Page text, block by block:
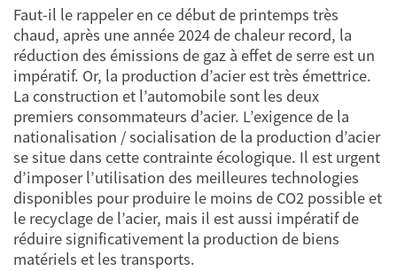
Faut-il le rappeler en ce début de printemps très
chaud, après une année 2024 de chaleur record, la
réduction des émissions de gaz à effet de serre est un
impératif. Or, la production d’acier est très émettrice.
La construction et l’automobile sont les deux
premiers consommateurs d’acier. L’exigence de la
nationalisation / socialisation de la production d’acier
se situe dans cette contrainte écologique. Il est urgent
d’imposer l’utilisation des meilleures technologies
disponibles pour produire le moins de CO2 possible et
le recyclage de l’acier, mais il est aussi impératif de
réduire significativement la production de biens
matériels et les transports.